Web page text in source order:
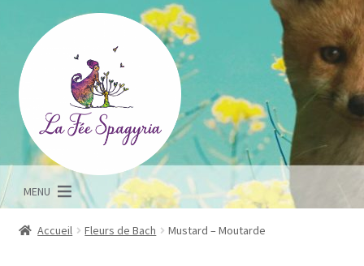
la
navigation
contenu
MENU
Accueil Fleurs de Bach Mustard – Moutarde